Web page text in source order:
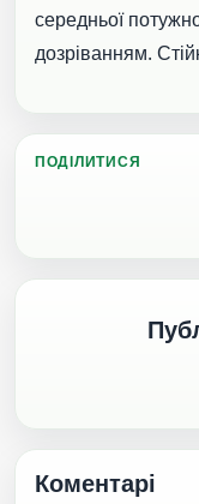
середньої
дозріванням.
ПОДІЛИТИСЯ
Коментарі